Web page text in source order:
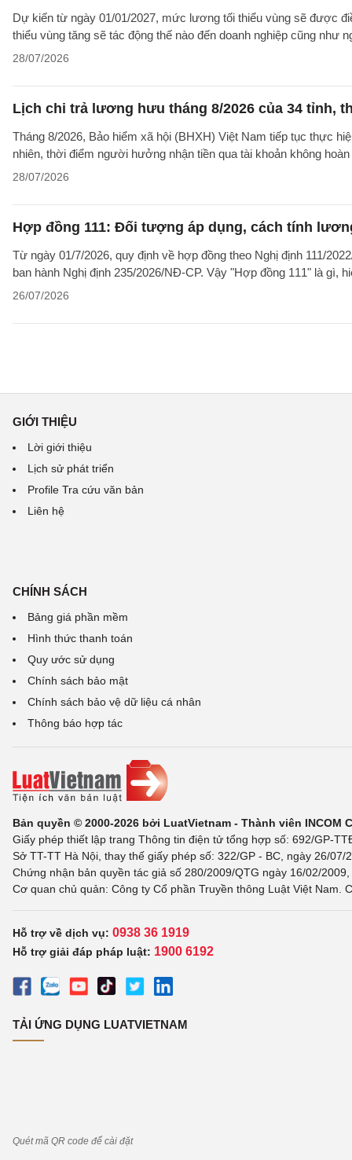
Dự kiến từ ngày 01/01/2027, mức lương tối thiểu vùng sẽ được
thiểu vùng tăng sẽ tác động thế nào đến doanh nghiệp cũng như
28/07/2026
Lịch chi trả lương hưu tháng 8/2026 của 34 tỉnh,
Tháng 8/2026, Bảo hiểm xã hội (BHXH) Việt Nam tiếp tục thực
nhiên, thời điểm người hưởng nhận tiền qua tài khoản không
28/07/2026
Hợp đồng 111: Đối tượng áp dụng, cách tính
Từ ngày 01/7/2026, quy định về hợp đồng theo Nghị định 111/
ban hành Nghị định 235/2026/NĐ-CP. Vậy "Hợp đồng 111" là
26/07/2026
GIỚI THIỆU
Lời giới thiệu
Lịch sử phát triển
Profile Tra cứu văn bản
Liên hệ
CHÍNH SÁCH
Bảng giá phần mềm
Hình thức thanh toán
Quy ước sử dụng
Chính sách bảo mật
Chính sách bảo vệ dữ liệu cá nhân
Thông báo hợp tác
Bản quyền © 2000-2026 bởi LuatVietnam - Thành viên INCOM
Giấy phép thiết lập trang Thông tin điện tử tổng hợp số: 692/GP-
Sở TT-TT Hà Nội, thay thế giấy phép số: 322/GP - BC, ngày 26/
Chứng nhận bản quyền tác giả số 280/2009/QTG ngày 16/02/
Cơ quan chủ quản: Công ty Cổ phần Truyền thông Luật Việt Nam.
Hỗ trợ về dịch vụ: 0938 36 1919
Hỗ trợ giải đáp pháp luật: 1900 6192
TẢI ỨNG DỤNG LUATVIETNAM
Quét mã QR code để cài đặt